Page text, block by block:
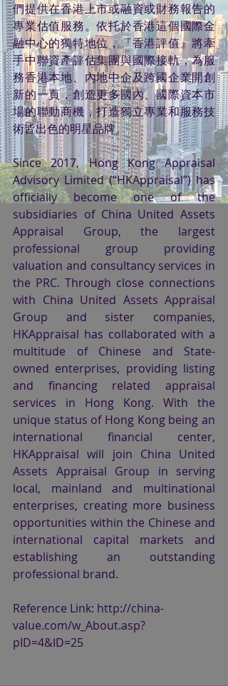
們提供在香港上市或融資或財務報告的
專業估值服務。依托於香港這個國際金
融中心的獨特地位，『香港評值』將牽
手中聯資產評估集團與國際接軌，為服
務香港本地、內地中企及跨國企業開創
新的一頁，創造更多國內、國際資本市
場的聯動商機，打造獨立專業和服務技
術皆出色的明星品牌。
Since 2017, Hong Kong Appraisal
Advisory Limited (“HKAppraisal”) has
officially become one of the
subsidiaries of China United Assets
Appraisal Group, the largest
professional group providing
valuation and consultancy services in
the PRC. Through close connections
with China United Assets Appraisal
Group and sister companies,
HKAppraisal has collaborated with a
multitude of Chinese and State-
owned enterprises, providing listing
and financing related appraisal
services in Hong Kong. With the
unique status of Hong Kong being an
international financial center,
HKAppraisal will join China United
Assets Appraisal Group in serving
local, mainland and multinational
enterprises, creating more business
opportunities within the Chinese and
international capital markets and
establishing an outstanding
professional brand.
Reference Link: http://china-
value.com/w_About.asp?
pID=4&ID=25